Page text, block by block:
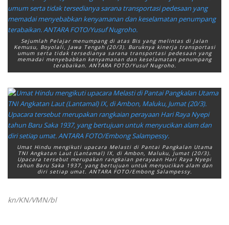
Sejumlah Pelajar menumpang di atas Bis yang melintas di Jalan
Kemusu, Boyolali, Jawa Tengah (20/3). Buruknya kinerja transportasi
umum serta tidak tersedianya sarana transportasi pedesaan yang
memadai menyebabkan kenyamanan dan keselamatan penumpang
terabaikan. ANTARA FOTO/Yusuf Nugroho.
Umat Hindu mengikuti upacara Melasti di Pantai Pangkalan Utama
TNI Angkatan Laut (Lantamal) IX, di Ambon, Maluku, Jumat (20/3).
Upacara tersebut merupakan rangkaian perayaan Hari Raya Nyepi
tahun Baru Saka 1937, yang bertujuan untuk menyucikan alam dan
diri setiap umat. ANTARA FOTO/Embong Salampessy.
kn/KN/VMN/bl